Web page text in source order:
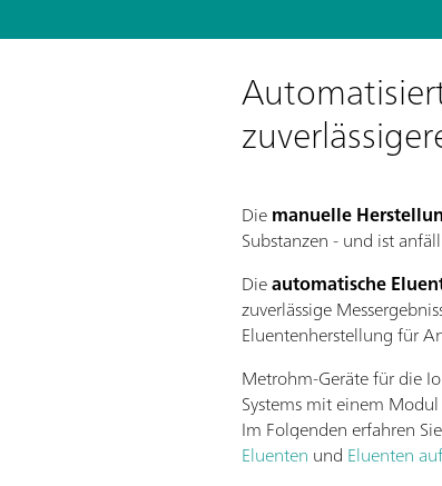
Diemanuelle
Substanzen - und ist
Dieautomatische
zuverlässige
Eluentenherstellung für
Metrohm-Geräte für die
Systems mit einem
Im Folgenden erfahren
Eluenten und Eluenten